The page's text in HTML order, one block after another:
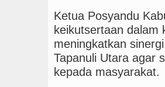
Ketua Posyandu
keikutsertaan dalam
meningkatkan
Tapanuli Utara agar
kepada masyarakat.